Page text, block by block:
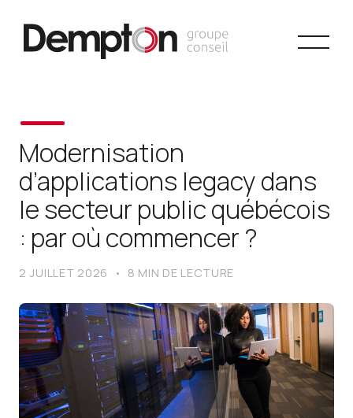
À propos
Expertise
Intelligence Artificielle
Développement et intégration
Infonuagique et cybersécurité
Gestion de projets, Affaires et TI
Secteurs
Actualités
Carrière
Nous joindre
Modernisation
d’applications legacy dans
le secteur public québécois
: par où commencer ?
2 JUILLET 2026 • 8 MIN DE LECTURE